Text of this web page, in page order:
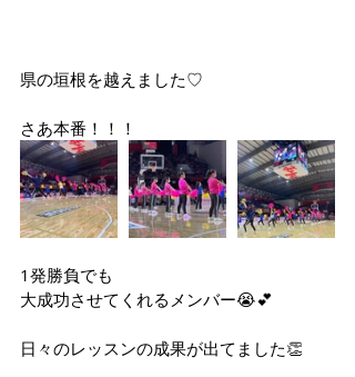
県の垣根を越えました♡
さあ本番！！！
1発勝負でも
大成功させてくれるメンバー😭💕
日々のレッスンの成果が出てました👏